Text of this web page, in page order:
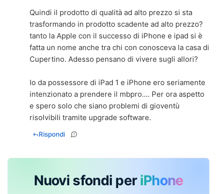
Quindi il prodotto di qualità ad alto prezzo si sta
trasformando in prodotto scadente ad alto prezzo?
tanto la Apple con il successo di iPhone e ipad si è
fatta un nome anche tra chi con conosceva la casa di
Cupertino. Adesso pensano di vivere sugli allori?
Io da possessore di iPad 1 e iPhone ero seriamente
intenzionato a prendere il mbpro.... Per ora aspetto
e spero solo che siano problemi di gioventù
risolvibili tramite upgrade software.
Rispondi
Nuovi sfondi per iPhone